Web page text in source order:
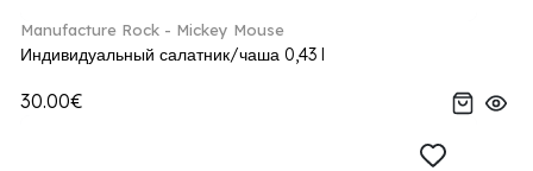
Manufacture Rock - Mickey Mouse
Индивидуальный салатник/чаша 0,43 l
30.00€